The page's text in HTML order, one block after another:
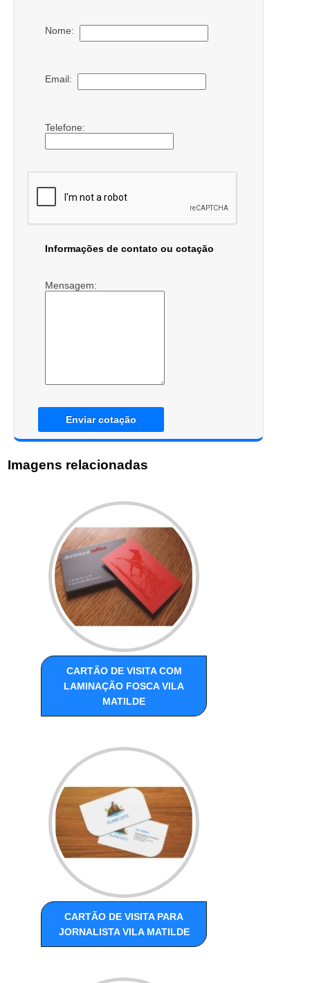
Nome:
Email:
Telefone:
Informações de contato ou cotação
Mensagem:
Enviar cotação
Imagens relacionadas
CARTÃO DE VISITA COM
LAMINAÇÃO FOSCA VILA
MATILDE
CARTÃO DE VISITA PARA
JORNALISTA VILA MATILDE